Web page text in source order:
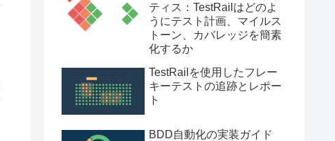
ティス：TestRailはどのよ
うにテスト計画、マイルス
トーン、カバレッジを簡素
化するか
TestRailを使用したフレー
キーテストの追跡とレポー
ト
BDD自動化の実装ガイド